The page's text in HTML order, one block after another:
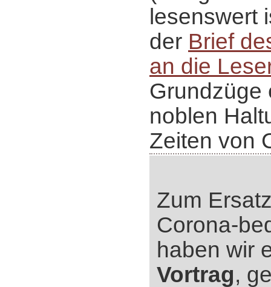
lesenswert
der Brief
an die
Grundzüge
noblen
Zeiten von
Zum
Corona-
haben wir
Vortrag,